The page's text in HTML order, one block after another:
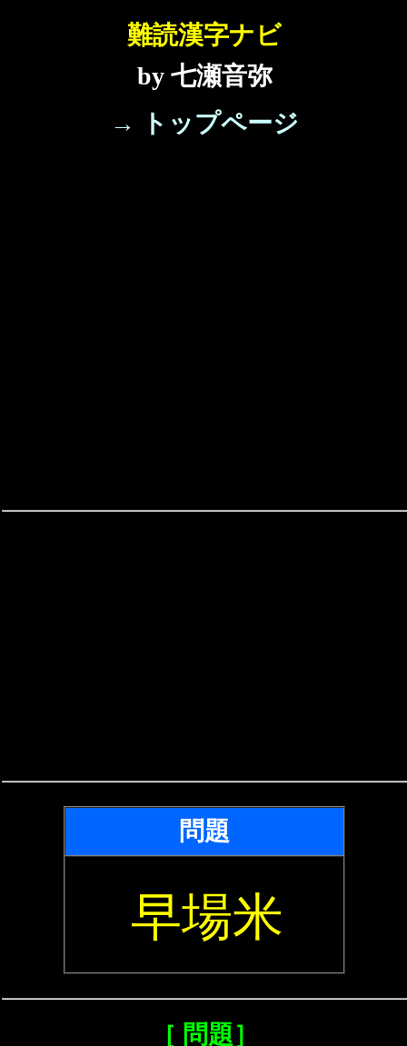
難読漢字ナビ
by 七瀬音弥
→ トップページ
問題
早場米
［ 問題］